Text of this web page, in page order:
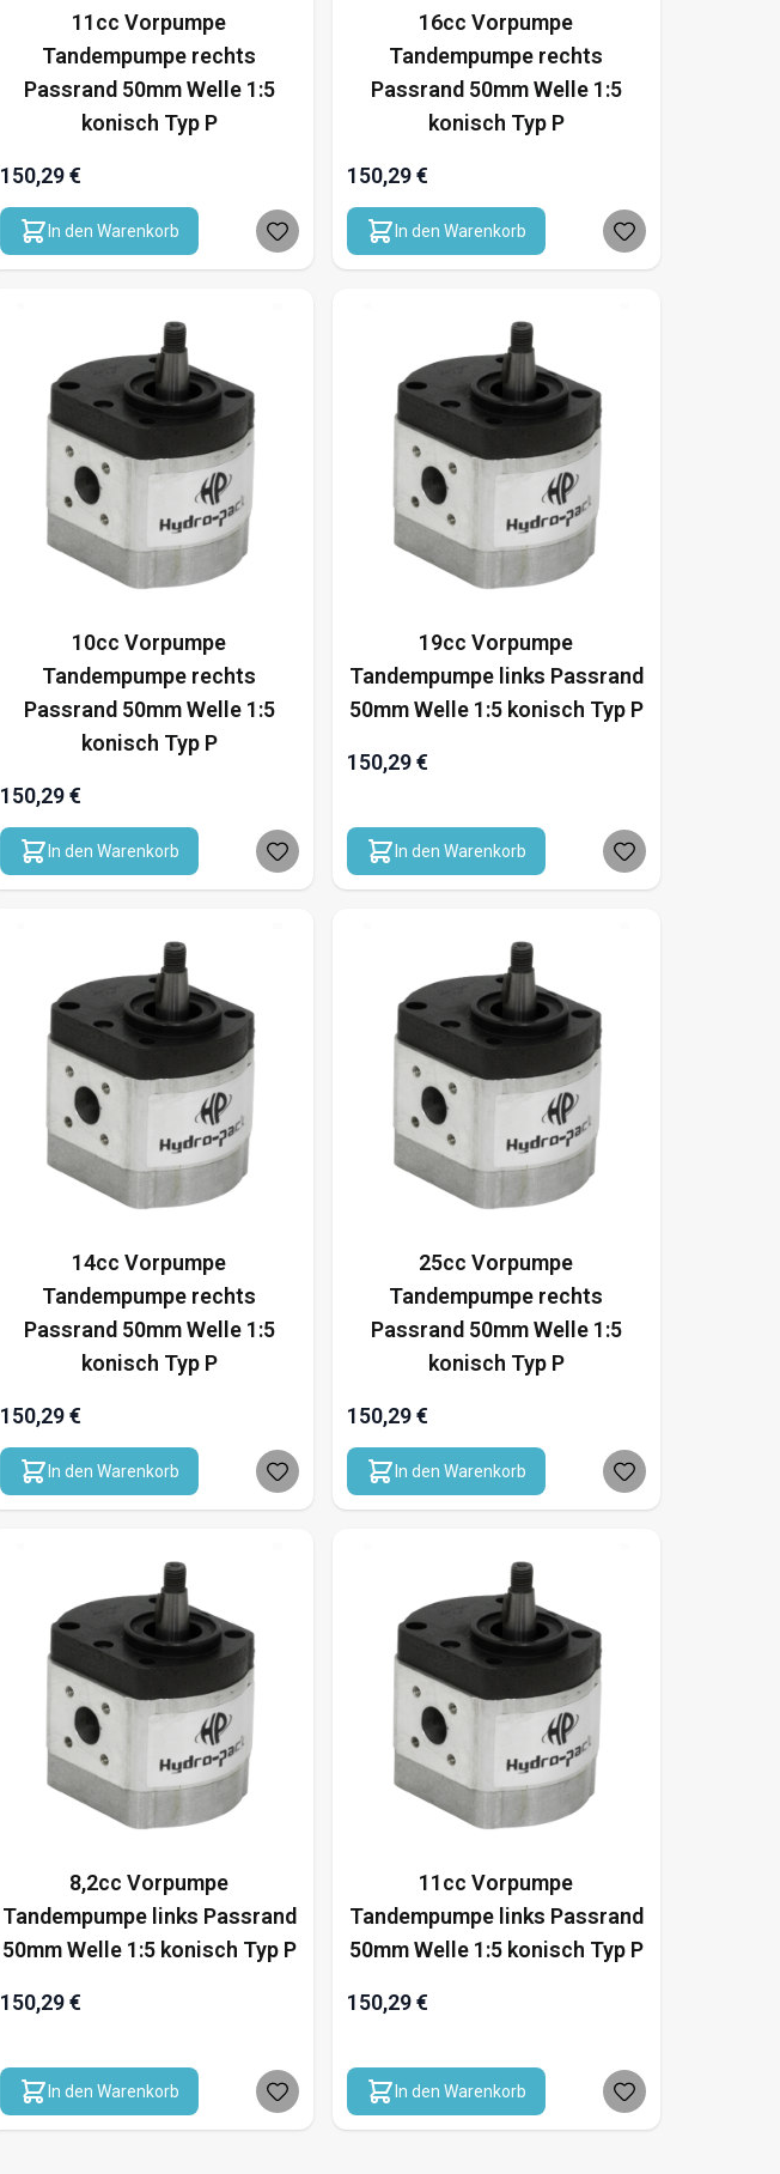
11cc Vorpumpe
Tandempumpe rechts
Passrand 50mm Welle 1:5
konisch Typ P
150,29 €
In den Warenkorb
16cc Vorpumpe
Tandempumpe rechts
Passrand 50mm Welle 1:5
konisch Typ P
150,29 €
In den Warenkorb
10cc Vorpumpe
Tandempumpe rechts
Passrand 50mm Welle 1:5
konisch Typ P
150,29 €
In den Warenkorb
19cc Vorpumpe
Tandempumpe links Passrand
50mm Welle 1:5 konisch Typ P
150,29 €
In den Warenkorb
14cc Vorpumpe
Tandempumpe rechts
Passrand 50mm Welle 1:5
konisch Typ P
150,29 €
In den Warenkorb
25cc Vorpumpe
Tandempumpe rechts
Passrand 50mm Welle 1:5
konisch Typ P
150,29 €
In den Warenkorb
8,2cc Vorpumpe
Tandempumpe links Passrand
50mm Welle 1:5 konisch Typ P
150,29 €
In den Warenkorb
11cc Vorpumpe
Tandempumpe links Passrand
50mm Welle 1:5 konisch Typ P
150,29 €
In den Warenkorb